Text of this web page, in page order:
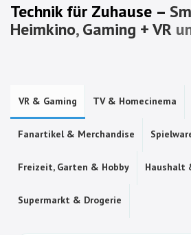
Technik für Zuhause –
Heimkino,Gaming + VR
VR & Gaming TV & Homecinema
Fanartikel & Merchandise
Freizeit, Garten & Hobby Haushalt
Supermarkt & Drogerie